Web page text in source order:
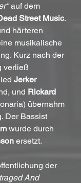
auf dem
Street Music.
härteren
musikalische
Kurz nach der
verließ
Jerker
und Rickard
übernahm
Der Bassist
wurde durch
ersetzt.
der
And